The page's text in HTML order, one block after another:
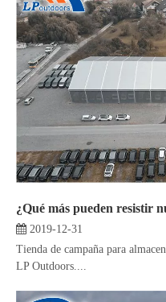
2019-12-31
Tienda de campaña para
LP Outdoors....